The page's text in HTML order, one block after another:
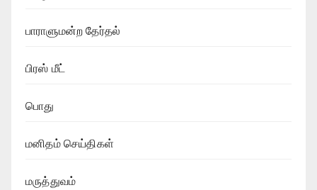
பாராளுமன்ற தேர்தல்
பிரஸ் மீட்
பொது
மனிதம் செய்திகள்
மருத்துவம்